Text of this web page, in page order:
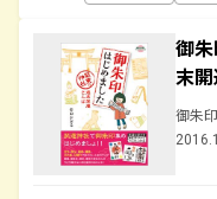
御
末
御朱印